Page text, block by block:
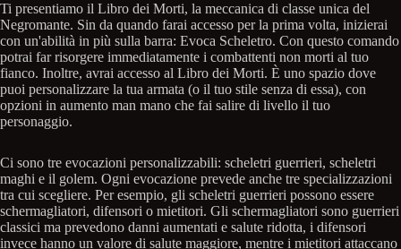
Ti presentiamo il Libro dei Morti, la meccanica di classe unica del
Negromante. Sin da quando farai accesso per la prima volta, inizierai
con un'abilità in più sulla barra: Evoca Scheletro. Con questo comando
potrai far risorgere immediatamente i combattenti non morti al tuo
fianco. Inoltre, avrai accesso al Libro dei Morti. È uno spazio dove
puoi personalizzare la tua armata (o il tuo stile senza di essa), con
opzioni in aumento man mano che fai salire di livello il tuo
personaggio.
Ci sono tre evocazioni personalizzabili: scheletri guerrieri, scheletri
maghi e il golem. Ogni evocazione prevede anche tre specializzazioni
tra cui scegliere. Per esempio, gli scheletri guerrieri possono essere
schermagliatori, difensori o mietitori. Gli schermagliatori sono guerrieri
classici ma prevedono danni aumentati e salute ridotta, i difensori
invece hanno un valore di salute maggiore, mentre i mietitori attaccano